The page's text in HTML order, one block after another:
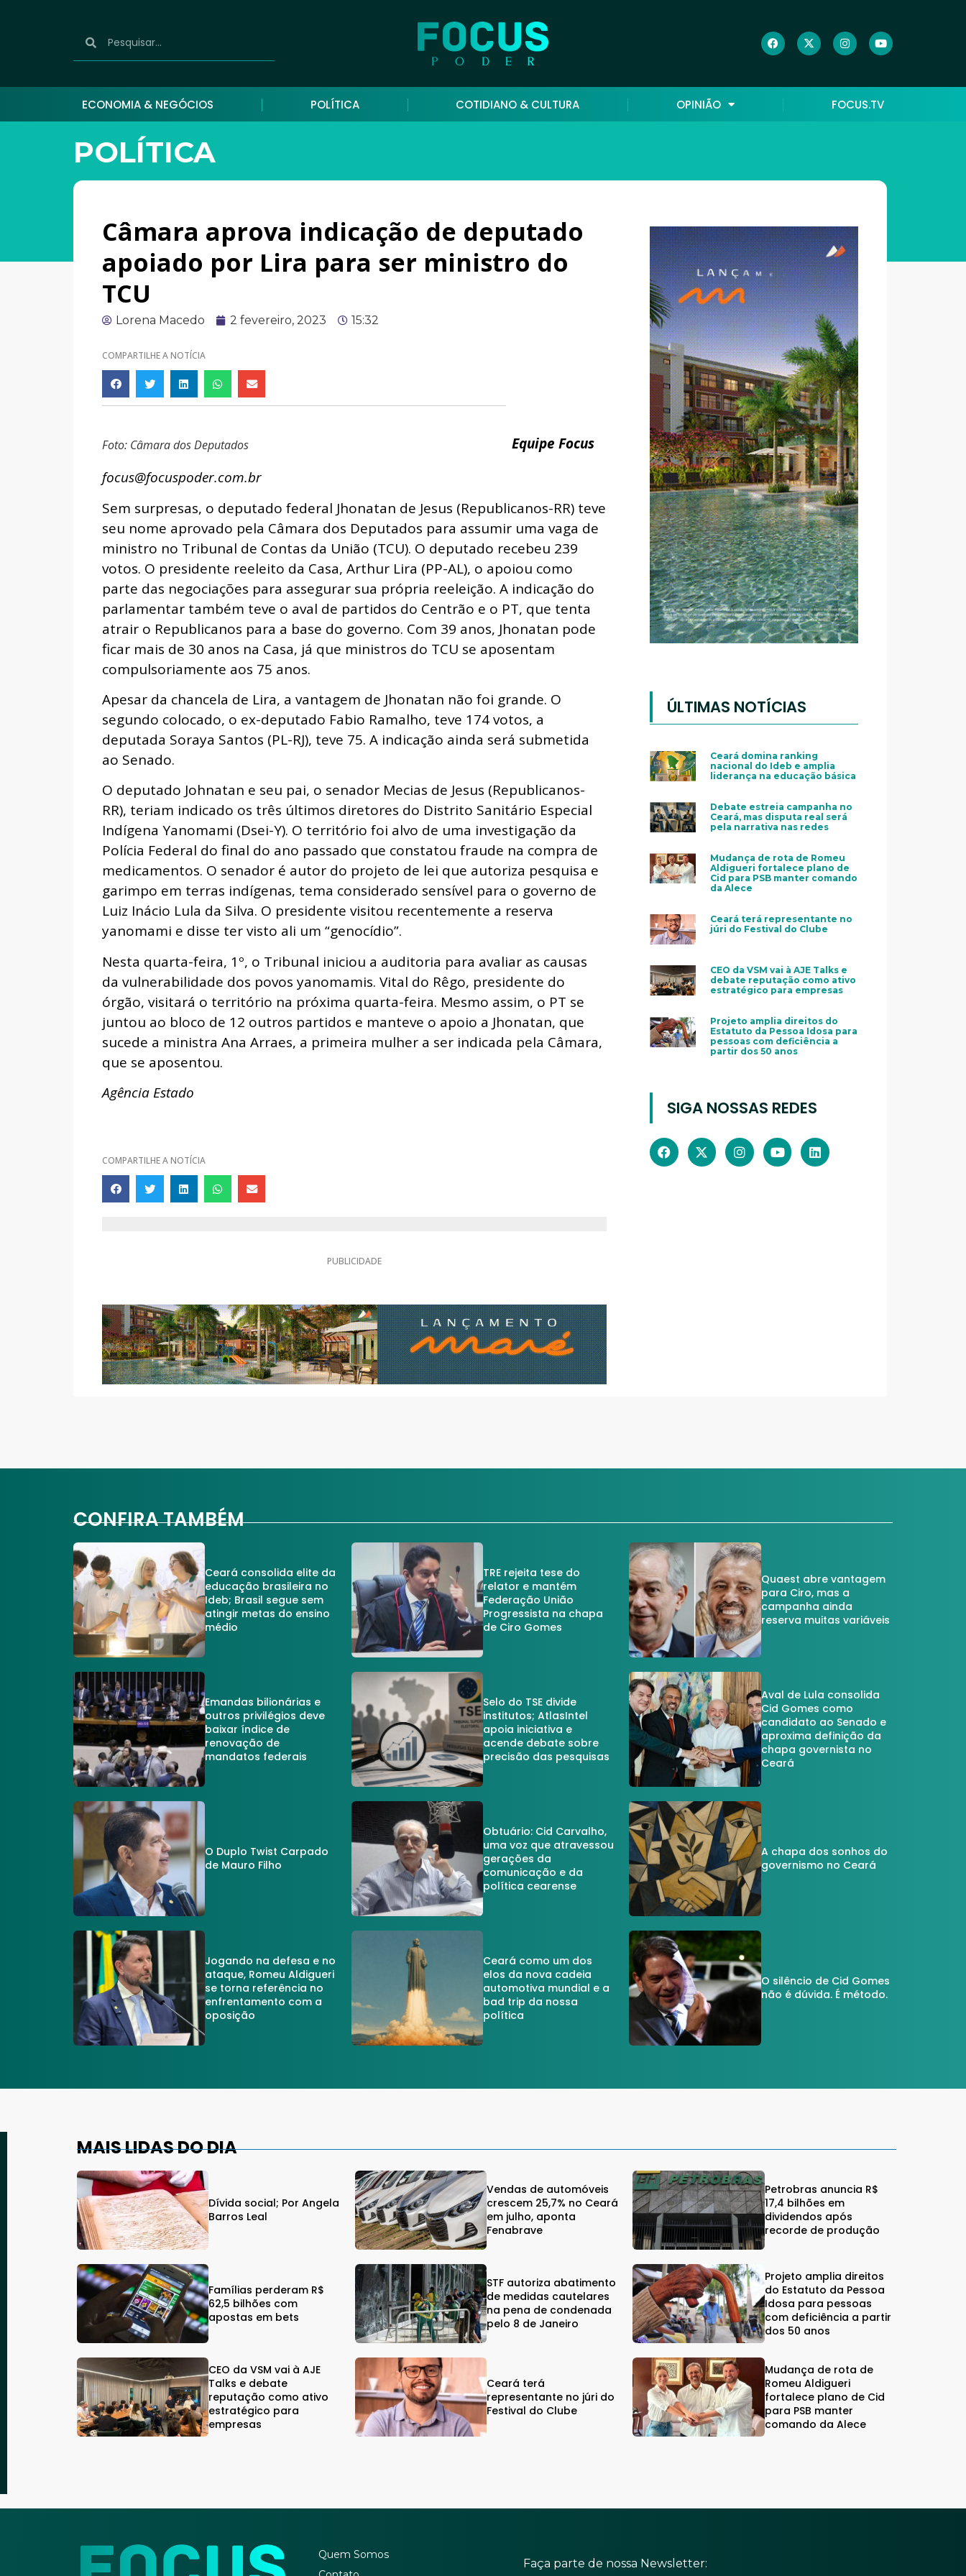
ECONOMIA & NEGÓCIOS POLÍTICA COTIDIANO & CULTURA OPINIÃO FOCUS.TV
POLÍTICA
Câmara aprova indicação de deputado
apoiado por Lira para ser ministro do
TCU
Lorena Macedo 2 fevereiro, 2023 15:32
COMPARTILHE A NOTÍCIA
Foto: Câmara dos Deputados
Equipe Focus
focus@focuspoder.com.br
Sem surpresas, o deputado federal Jhonatan de Jesus (Republicanos-RR) teve
seu nome aprovado pela Câmara dos Deputados para assumir uma vaga de
ministro no Tribunal de Contas da União (TCU). O deputado recebeu 239
votos. O presidente reeleito da Casa, Arthur Lira (PP-AL), o apoiou como
parte das negociações para assegurar sua própria reeleição. A indicação do
parlamentar também teve o aval de partidos do Centrão e o PT, que tenta
atrair o Republicanos para a base do governo. Com 39 anos, Jhonatan pode
ficar mais de 30 anos na Casa, já que ministros do TCU se aposentam
compulsoriamente aos 75 anos.
Apesar da chancela de Lira, a vantagem de Jhonatan não foi grande. O
segundo colocado, o ex-deputado Fabio Ramalho, teve 174 votos, a
deputada Soraya Santos (PL-RJ), teve 75. A indicação ainda será submetida
ao Senado.
O deputado Johnatan e seu pai, o senador Mecias de Jesus (Republicanos-
RR), teriam indicado os três últimos diretores do Distrito Sanitário Especial
Indígena Yanomami (Dsei-Y). O território foi alvo de uma investigação da
Polícia Federal do final do ano passado que constatou fraude na compra de
medicamentos. O senador é autor do projeto de lei que autoriza pesquisa e
garimpo em terras indígenas, tema considerado sensível para o governo de
Luiz Inácio Lula da Silva. O presidente visitou recentemente a reserva
yanomami e disse ter visto ali um “genocídio”.
Nesta quarta-feira, 1º, o Tribunal iniciou a auditoria para avaliar as causas
da vulnerabilidade dos povos yanomamis. Vital do Rêgo, presidente do
órgão, visitará o território na próxima quarta-feira. Mesmo assim, o PT se
juntou ao bloco de 12 outros partidos e manteve o apoio a Jhonatan, que
sucede a ministra Ana Arraes, a primeira mulher a ser indicada pela Câmara,
que se aposentou.
Agência Estado
COMPARTILHE A NOTÍCIA
PUBLICIDADE
ÚLTIMAS NOTÍCIAS
Ceará domina ranking
nacional do Ideb e amplia
liderança na educação básica
Debate estreia campanha no
Ceará, mas disputa real será
pela narrativa nas redes
Mudança de rota de Romeu
Aldigueri fortalece plano de
Cid para PSB manter comando
da Alece
Ceará terá representante no
júri do Festival do Clube
CEO da VSM vai à AJE Talks e
debate reputação como ativo
estratégico para empresas
Projeto amplia direitos do
Estatuto da Pessoa Idosa para
pessoas com deficiência a
partir dos 50 anos
SIGA NOSSAS REDES
CONFIRA TAMBÉM
Ceará consolida elite da
educação brasileira no
Ideb; Brasil segue sem
atingir metas do ensino
médio
TRE rejeita tese do
relator e mantém
Federação União
Progressista na chapa
de Ciro Gomes
Quaest abre vantagem
para Ciro, mas a
campanha ainda
reserva muitas variáveis
Emandas bilionárias e
outros privilégios deve
baixar índice de
renovação de
mandatos federais
Selo do TSE divide
institutos; AtlasIntel
apoia iniciativa e
acende debate sobre
precisão das pesquisas
Aval de Lula consolida
Cid Gomes como
candidato ao Senado e
aproxima definição da
chapa governista no
Ceará
O Duplo Twist Carpado
de Mauro Filho
Obtuário: Cid Carvalho,
uma voz que atravessou
gerações da
comunicação e da
política cearense
A chapa dos sonhos do
governismo no Ceará
Jogando na defesa e no
ataque, Romeu Aldigueri
se torna referência no
enfrentamento com a
oposição
Ceará como um dos
elos da nova cadeia
automotiva mundial e a
bad trip da nossa
política
O silêncio de Cid Gomes
não é dúvida. É método.
MAIS LIDAS DO DIA
Dívida social; Por Angela
Barros Leal
Vendas de automóveis
crescem 25,7% no Ceará
em julho, aponta
Fenabrave
Petrobras anuncia R$
17,4 bilhões em
dividendos após
recorde de produção
Famílias perderam R$
62,5 bilhões com
apostas em bets
STF autoriza abatimento
de medidas cautelares
na pena de condenada
pelo 8 de Janeiro
Projeto amplia direitos
do Estatuto da Pessoa
Idosa para pessoas
com deficiência a partir
dos 50 anos
CEO da VSM vai à AJE
Talks e debate
reputação como ativo
estratégico para
empresas
Ceará terá
representante no júri do
Festival do Clube
Mudança de rota de
Romeu Aldigueri
fortalece plano de Cid
para PSB manter
comando da Alece
Quem Somos
Faça parte de nossa Newsletter: